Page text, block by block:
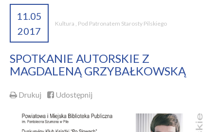
11.05
2017
Kultura Pod Patronatem Starosty Pilskiego
SPOTKANIE AUTORSKIE Z
MAGDALENĄ GRZYBAŁKOWSKĄ
Drukuj Udostępnij